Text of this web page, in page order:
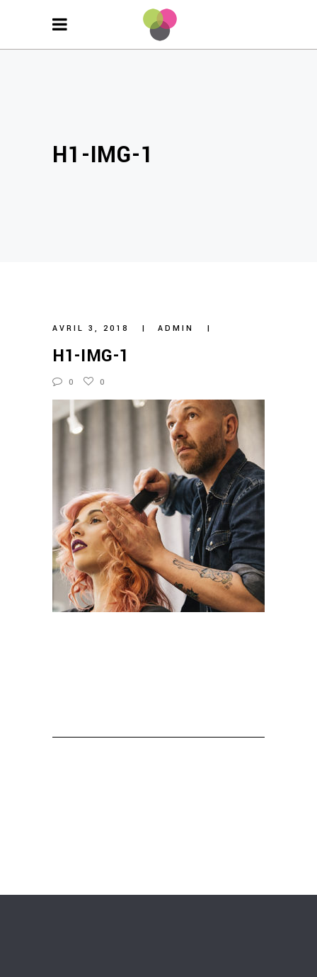
H1-IMG-1
AVRIL 3, 2018 ADMIN
H1-IMG-1
0 0